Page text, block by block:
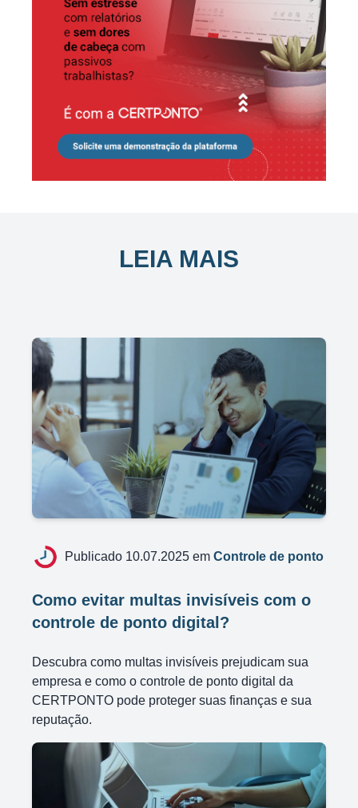
LEIA MAIS
Publicado 10.07.2025 em Controle de ponto
Como evitar multas invisíveis com o
controle de ponto digital?
Descubra como multas invisíveis prejudicam sua
empresa e como o controle de ponto digital da
CERTPONTO pode proteger suas finanças e sua
reputação.